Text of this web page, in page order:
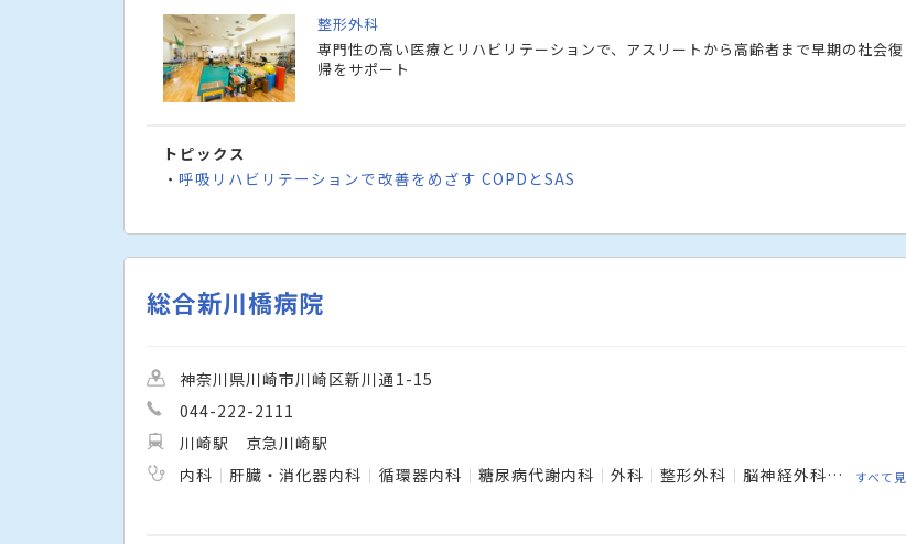
整形外科
専門性の高い医療とリハビリテーションで、アスリートから高齢者まで早期の社会復
帰をサポート
トピックス
・呼吸リハビリテーションで改善をめざす COPDとSAS
総合新川橋病院
神奈川県川崎市川崎区新川通1-15
044-222-2111
川崎駅 京急川崎駅
内科
肝臓・消化器内科 循環器内科 糖尿病代謝内科 外科 整形外科 脳神経外科 麻酔科
すべて